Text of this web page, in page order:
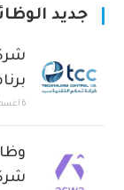
جديد
6 أغسطس، 2026